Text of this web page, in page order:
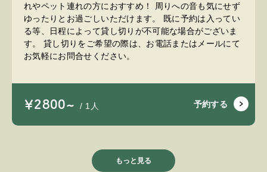
れやペット連れの方におすすめ！ 周りへの音も気にせず
ゆったりとお過ごしいただけます。 既に予約は入ってい
る等、日程によって貸し切りが不可能な場合がございま
す。 貸し切りをご希望の際は、お電話またはメールにて
お気軽にお問合せください。
￥2800~ / 1人 予約する
もっと見る